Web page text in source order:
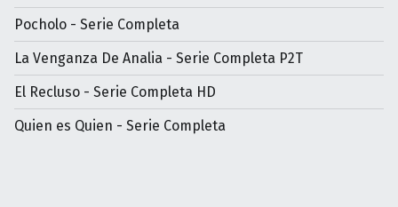
Pocholo - Serie Completa
La Venganza De Analia - Serie Completa P2T
El Recluso - Serie Completa HD
Quien es Quien - Serie Completa